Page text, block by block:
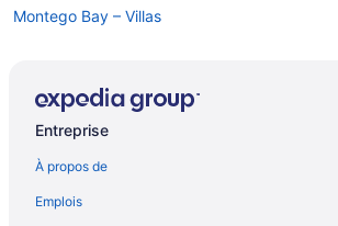
Montego Bay – Villas
Entreprise
À propos de
Emplois